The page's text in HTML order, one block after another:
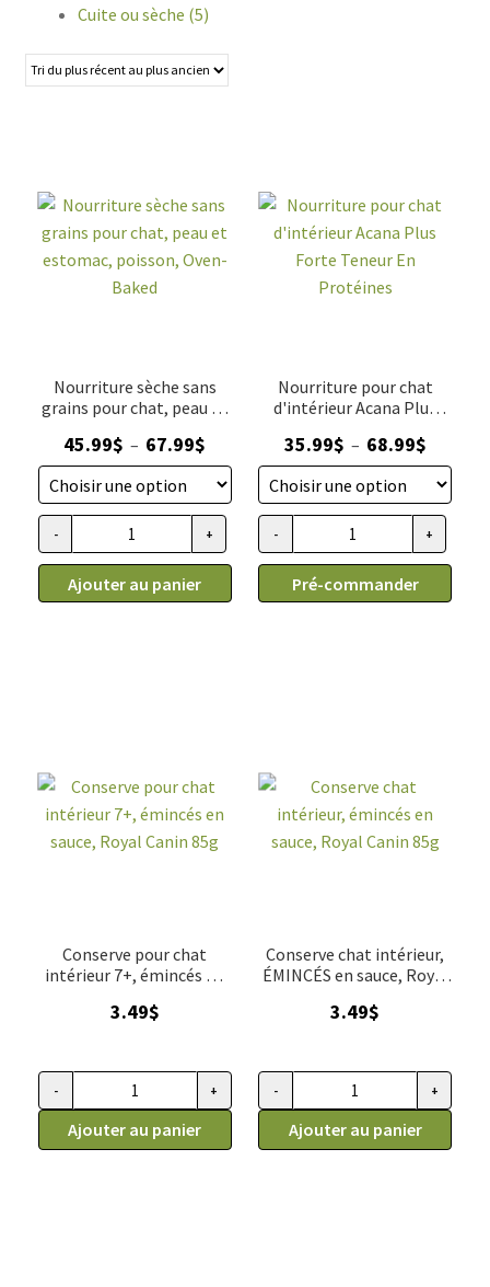
Cuite ou sèche (5)
Nourriture sèche sans
grains pour chat, peau et
Baked
45.99$ – 67.99$
de
prix :
45.99$
à
quantité de Nourriture sèche sans grains pour chat, peau et
- +
Ajouter au panier
Nourriture pour chat
d'intérieur Acana Plus
Protéines
35.99$ – 68.99$Plage
de
prix :
35.99$
à
quantité de Nourriture pour
- +
Pré-commander
Conserve pour chat
intérieur 7+, émincés en
3.49$
quantité de Conserve pour chat intérieur 7+, émincés en
- +
Ajouter au panier
Conserve chat intérieur,
ÉMINCÉS en sauce, Royal
3.49$
quantité de Conserve chat
- +
Ajouter au panier